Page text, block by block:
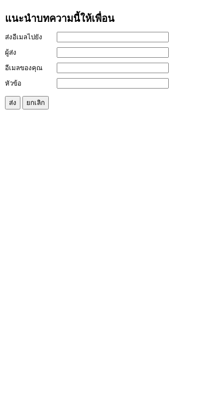
แนะนำบทความนี้ให้เพื่อน
ส่งอีเมลไปยัง
ผู้ส่ง
อีเมลของคุณ
หัวข้อ
ส่ง ยกเลิก